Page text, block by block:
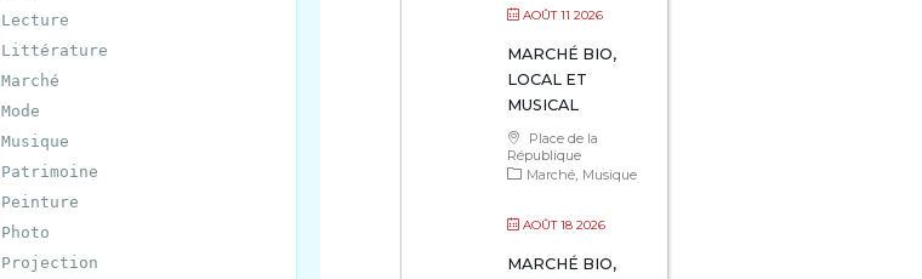
Lecture
Littérature
Marché
Mode
Musique
Patrimoine
Peinture
Photo
Projection
AOÛT 11 2026
MARCHÉ BIO,
LOCAL ET
MUSICAL
Place de la
République
Marché Musique
AOÛT 18 2026
MARCHÉ BIO,